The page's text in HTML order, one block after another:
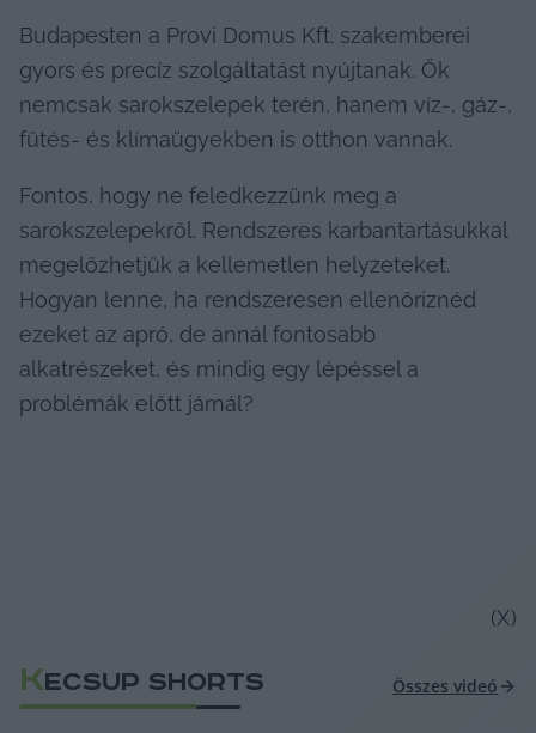
Budapesten a Provi Domus Kft. szakemberei
gyors és precíz szolgáltatást nyújtanak. Ők
nemcsak sarokszelepek terén, hanem víz-, gáz-,
fűtés- és klímaügyekben is otthon vannak.
Fontos, hogy ne feledkezzünk meg a
sarokszelepekről. Rendszeres karbantartásukkal
megelőzhetjük a kellemetlen helyzeteket.
Hogyan lenne, ha rendszeresen ellenőriznéd
ezeket az apró, de annál fontosabb
alkatrészeket, és mindig egy lépéssel a
problémák előtt járnál?
(X)
KECSUP SHORTS Összes videó